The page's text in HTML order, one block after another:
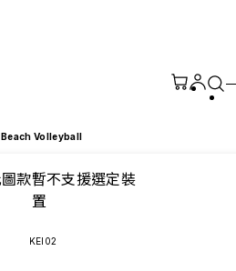
Beach Volleyball
款暫不支援選定裝
置
KEI02